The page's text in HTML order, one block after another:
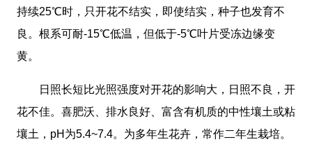
持续25℃时，只开花不结实，即使结实，种子也发育不
良。根系可耐-15℃低温，但低于-5℃叶片受冻边缘变
黄。
日照长短比光照强度对开花的影响大，日照不良，开
花不佳。喜肥沃、排水良好、富含有机质的中性壤土或粘
壤土，pH为5.4~7.4。为多年生花卉，常作二年生栽培。